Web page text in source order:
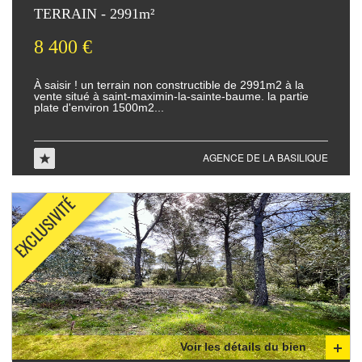
TERRAIN - 2991m²
8 400 €
à saisir ! un terrain non constructible de 2991m2 à la
vente situé à saint-maximin-la-sainte-baume. la partie
plate d'environ 1500m2...
AGENCE DE LA BASILIQUE
Voir les détails du bien